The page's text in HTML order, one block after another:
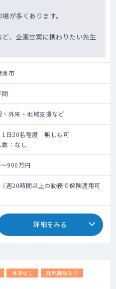
が多くあります。
、企画立案に携わりたい先生
洲市
問
・外来・地域支援など
1日20名程度 無しも可
：なし
900万円
週20時間以上の勤務で保険適用可
詳細をみる
当直なし
託児施設あり